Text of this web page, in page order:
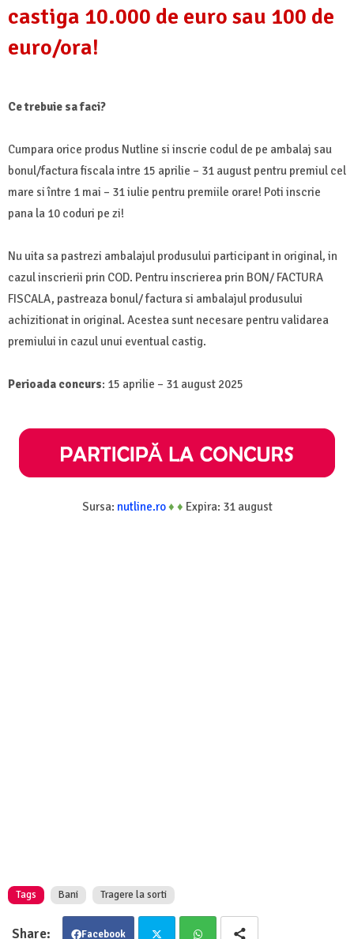
castiga 10.000 de euro sau 100 de
euro/ora!
Ce trebuie sa faci?
Cumpara orice produs Nutline si inscrie codul de pe ambalaj sau
bonul/factura fiscala intre 15 aprilie – 31 august pentru premiul cel
mare si între 1 mai – 31 iulie pentru premiile orare! Poti inscrie
pana la 10 coduri pe zi!
Nu uita sa pastrezi ambalajul produsului participant in original, in
cazul inscrierii prin COD. Pentru inscrierea prin BON/ FACTURA
FISCALA, pastreaza bonul/ factura si ambalajul produsului
achizitionat in original. Acestea sunt necesare pentru validarea
premiului in cazul unui eventual castig.
Perioada concurs: 15 aprilie – 31 august 2025
Sursa: nutline.ro♦ ♦ Expira: 31 august
Tags Bani Tragere la sorti
Facebook